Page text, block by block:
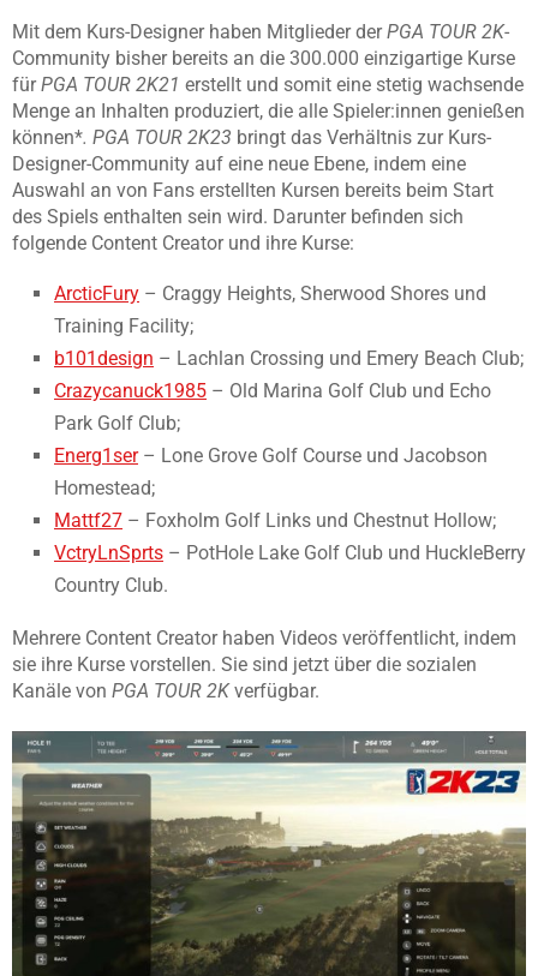
Mit dem Kurs-Designer haben Mitglieder derPGA TOUR 2K-
Community bisher bereits an die 300.000 einzigartige Kurse
fürPGA TOUR 2K21 erstellt und somit eine stetig wachsende
Menge an Inhalten produziert, die alle Spieler:innen genießen
können*. PGA TOUR 2K23 bringt das Verhältnis zur Kurs-
Designer-Community auf eine neue Ebene, indem eine
Auswahl an von Fans erstellten Kursen bereits beim Start
des Spiels enthalten sein wird. Darunter befinden sich
folgende Content Creator und ihre Kurse:
ArcticFury – Craggy Heights, Sherwood Shores und
Training Facility;
b101design – Lachlan Crossing und Emery Beach Club;
Crazycanuck1985 – Old Marina Golf Club und Echo
Park Golf Club;
Energ1ser– Lone Grove Golf Course und Jacobson
Homestead;
Mattf27 – Foxholm Golf Links und Chestnut Hollow;
VctryLnSprts – PotHole Lake Golf Club und HuckleBerry
Country Club.
Mehrere Content Creator haben Videos veröffentlicht, indem
sie ihre Kurse vorstellen. Sie sind jetzt über die sozialen
Kanäle von PGA TOUR 2Kverfügbar.